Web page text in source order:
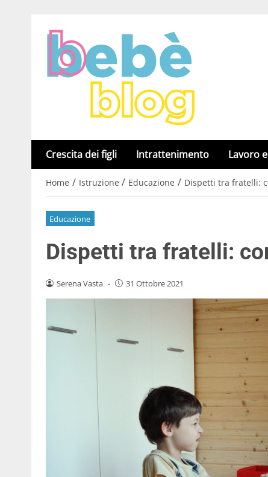
Crescita dei figli Intrattenimento Lavoro
Home / Istruzione / Educazione / Dispetti tra fratelli:
Educazione
Dispetti tra fratelli:
Serena Vasta - 31 Ottobre 2021